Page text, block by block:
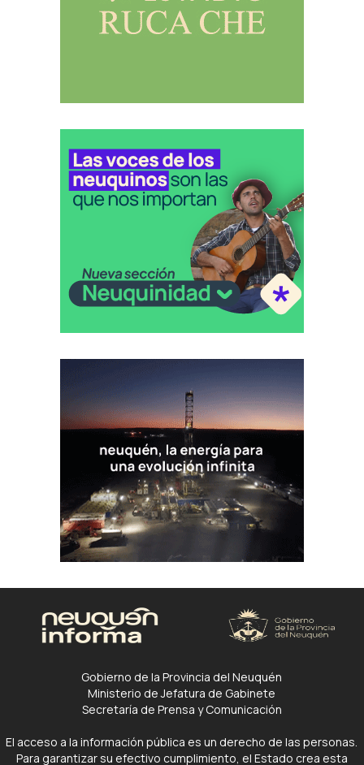
Gobierno de la Provincia del Neuquén
Ministerio de Jefatura de Gabinete
Secretaría de Prensa y Comunicación
El acceso a la información pública es un derecho de las personas.
Para garantizar su efectivo cumplimiento, el Estado crea esta